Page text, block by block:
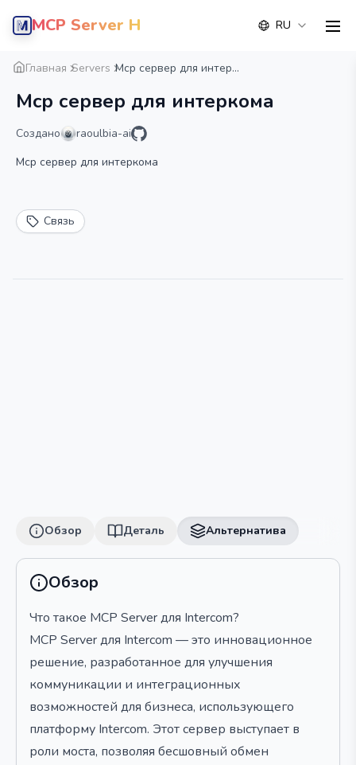
MCP Server Hub RU
Главная Servers Mcp сервер для интер...
Mcp сервер для интеркома
Создано
raoulbia-ai
Mcp сервер для интеркома
Связь
Обзор Деталь Альтернатива
Обзор Деталь Альтернатива
Обзор
Что такое MCP Server для Intercom?
MCP Server для Intercom — это инновационное
решение, разработанное для улучшения
коммуникации и интеграционных
возможностей для бизнеса, использующего
платформу Intercom. Этот сервер выступает в
роли моста, позволяя бесшовный обмен